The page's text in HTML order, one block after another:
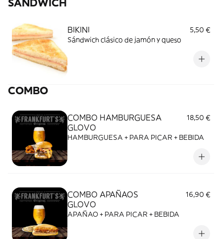
BIKINI
5,50 €
Sándwich clásico de jamón y queso
COMBO
COMBO HAMBURGUESA
GLOVO
18,50 €
HAMBURGUESA + PARA PICAR + BEBIDA
COMBO APAÑAOS
GLOVO
16,90 €
APAÑAO + PARA PICAR + BEBIDA